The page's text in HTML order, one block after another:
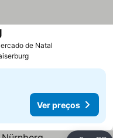
de Natal
Ver preços